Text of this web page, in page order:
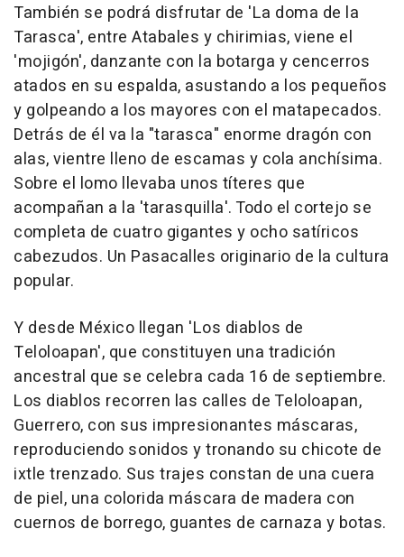
También se podrá disfrutar de 'La doma de la
Tarasca', entre Atabales y chirimias, viene el
'mojigón', danzante con la botarga y cencerros
atados en su espalda, asustando a los pequeños
y golpeando a los mayores con el matapecados.
Detrás de él va la "tarasca" enorme dragón con
alas, vientre lleno de escamas y cola anchísima.
Sobre el lomo llevaba unos títeres que
acompañan a la 'tarasquilla'. Todo el cortejo se
completa de cuatro gigantes y ocho satíricos
cabezudos. Un Pasacalles originario de la cultura
popular.
Y desde México llegan 'Los diablos de
Teloloapan', que constituyen una tradición
ancestral que se celebra cada 16 de septiembre.
Los diablos recorren las calles de Teloloapan,
Guerrero, con sus impresionantes máscaras,
reproduciendo sonidos y tronando su chicote de
ixtle trenzado. Sus trajes constan de una cuera
de piel, una colorida máscara de madera con
cuernos de borrego, guantes de carnaza y botas.